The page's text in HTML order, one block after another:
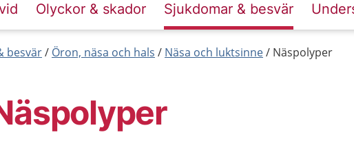
Olyckor & skador Sjukdomar & besvär
besvär Öron, näsa och hals Näsa och luktsinne Näspolyper